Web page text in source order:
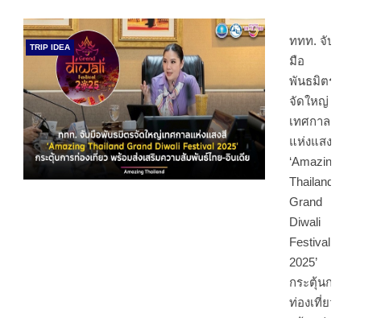
TRIP IDEA
ททท. จับ
มือ
พันธมิตร
จัดใหญ่
เทศกาล
แห่งแสงสี
‘Amazing
Thailand
Grand
Diwali
Festival
2025’
กระตุ้นการ
ท่องเที่ยว